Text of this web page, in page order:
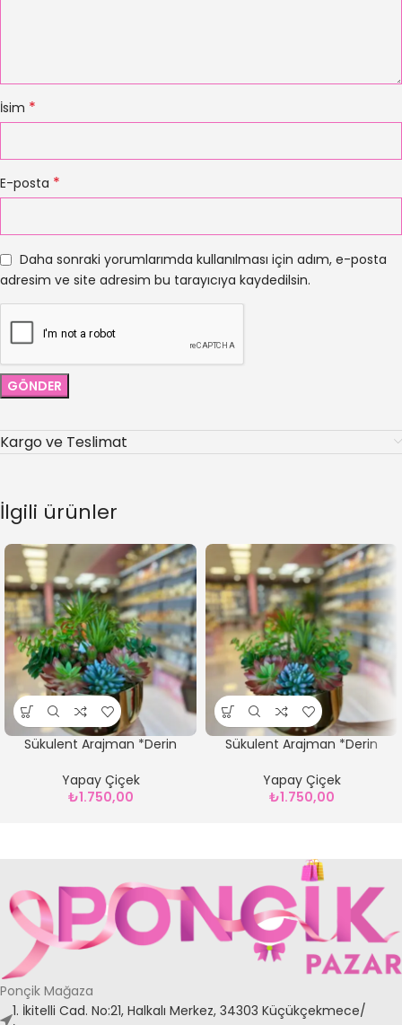
İsim *
E-posta *
Daha sonraki yorumlarımda kullanılması için adım, e-posta
adresim ve site adresim bu tarayıcıya kaydedilsin.
Kargo ve Teslimat
İlgili ürünler
Sükulent Arajman *Derin
Yapay Çiçek
₺1.750,00
Sükulent Arajman *Derin
Yapay Çiçek
₺1.750,00
Ponçik Mağaza
1. İkitelli Cad. No:21, Halkalı Merkez, 34303 Küçükçekmece/